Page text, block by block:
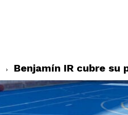
Benjamín IR cubre su